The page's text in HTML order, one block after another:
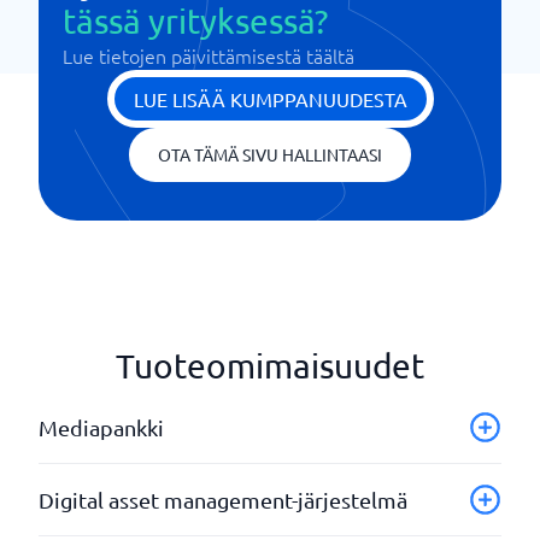
tässä yrityksessä?
Lue tietojen päivittämisestä täältä
LUE LISÄÄ KUMPPANUUDESTA
OTA TÄMÄ SIVU HALLINTAASI
Tuoteomimaisuudet
Mediapankki
Automaattinen metatietojen hallinta
Integrointimahdollisuudet
Digital asset management-järjestelmä